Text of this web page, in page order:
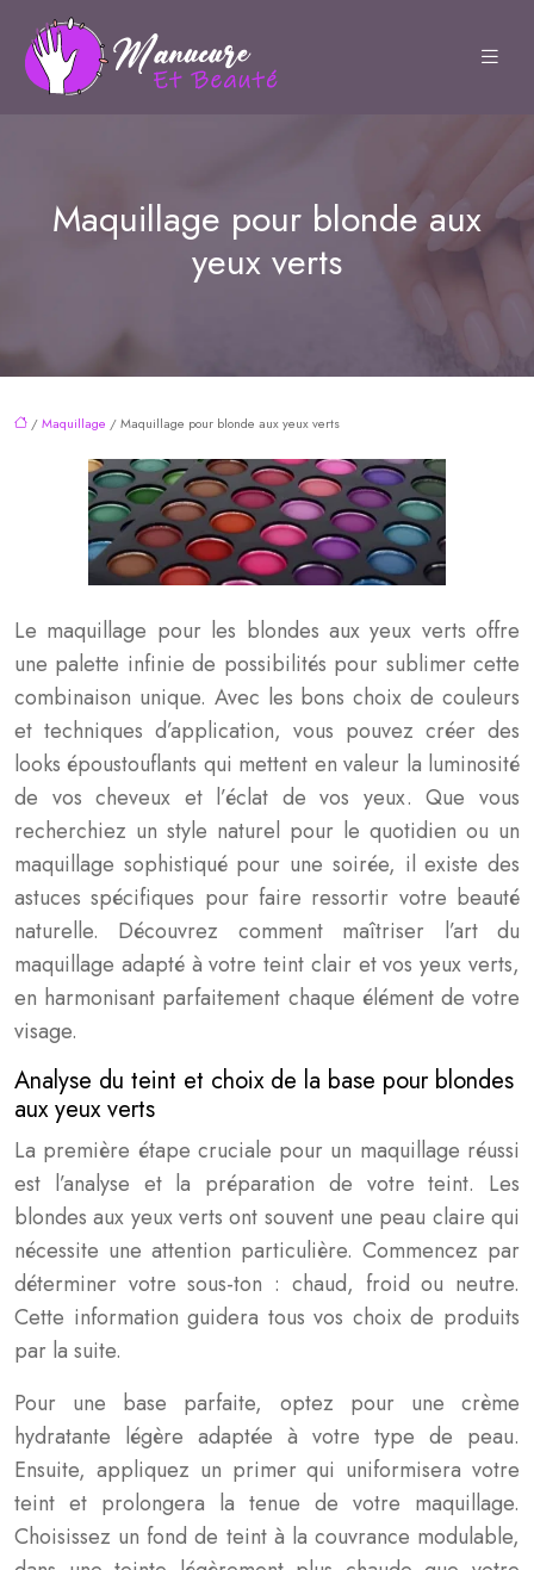
Maquillage pour blonde aux
yeux verts
/Maquillage / Maquillage pour blonde aux yeux verts
Le maquillage pour les blondes aux yeux verts offre
une palette infinie de possibilités pour sublimer cette
combinaison unique. Avec les bons choix de couleurs
et techniques d’application, vous pouvez créer des
looks époustouflants qui mettent en valeur la luminosité
de vos cheveux et l’éclat de vos yeux. Que vous
recherchiez un style naturel pour le quotidien ou un
maquillage sophistiqué pour une soirée, il existe des
astuces spécifiques pour faire ressortir votre beauté
naturelle. Découvrez comment maîtriser l’art du
maquillage adapté à votre teint clair et vos yeux verts,
en harmonisant parfaitement chaque élément de votre
visage.
Analyse du teint et choix de la base pour blondes
aux yeux verts
La première étape cruciale pour un maquillage réussi
est l’analyse et la préparation de votre teint. Les
blondes aux yeux verts ont souvent une peau claire qui
nécessite une attention particulière. Commencez par
déterminer votre sous-ton : chaud, froid ou neutre.
Cette information guidera tous vos choix de produits
par la suite.
Pour une base parfaite, optez pour une crème
hydratante légère adaptée à votre type de peau.
Ensuite, appliquez un primer qui uniformisera votre
teint et prolongera la tenue de votre maquillage.
Choisissez un fond de teint à la couvrance modulable,